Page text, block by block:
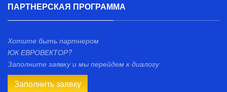
ПАРТНЕРСКАЯ ПРОГРАММА
Хотите быть партнером
ЮК ЕВРОВЕКТОР?
Заполните заявку и мы перейдем к диалогу
Заполнить заявку